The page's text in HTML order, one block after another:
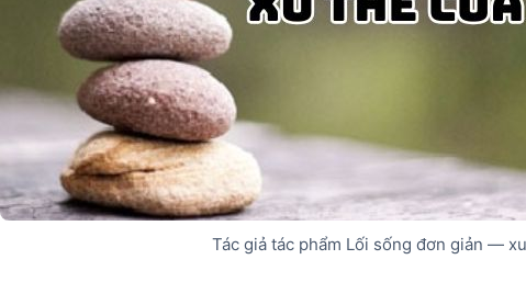
Tác giả tác phẩm Lối sống đơn giản —